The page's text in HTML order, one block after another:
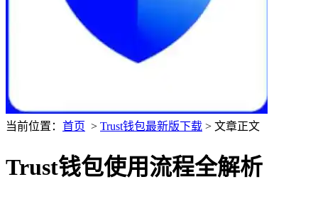
当前位置： 首页 > Trust钱包最新版下载 > 文章正文
Trust钱包使用流程全解析